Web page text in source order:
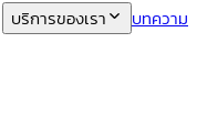
บริการของเรา บทความ